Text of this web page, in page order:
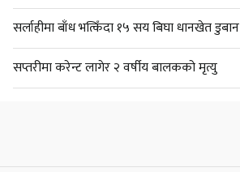
सर्लाहीमा बाँध भत्किँदा १५ सय बिघा धानखेत डुबान
सप्तरीमा करेन्ट लागेर २ वर्षीय बालकको मृत्यु